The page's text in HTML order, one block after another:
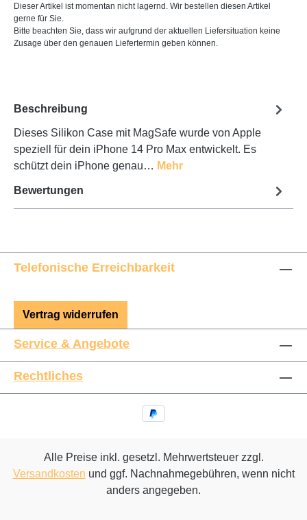
Dieser Artikel ist momentan nicht lagernd. Wir bestellen diesen Artikel
gerne für Sie.
Bitte beachten Sie, dass wir aufgrund der aktuellen Liefersituation keine
Zusage über den genauen Liefertermin geben können.
Beschreibung
Dieses Silikon Case mit MagSafe wurde von Apple
speziell für dein iPhone 14 Pro Max entwickelt. Es
schützt dein iPhone genau… Mehr
Bewertungen
Telefonische Erreichbarkeit
Vertrag widerrufen
Service & Angebote
Rechtliches
Alle Preise inkl. gesetzl. Mehrwertsteuer zzgl.
Versandkosten und ggf. Nachnahmegebühren, wenn nicht
anders angegeben.